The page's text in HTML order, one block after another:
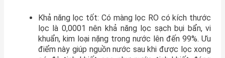
Khả năng lọc tốt: Có màng lọc RO có kích thước
lọc là 0,0001 nên khả năng lọc sạch bụi bẩn, vi
khuẩn, kim loại nặng trong nước lên đến 99%. Ưu
điểm này giúp nguồn nước sau khi được lọc xong